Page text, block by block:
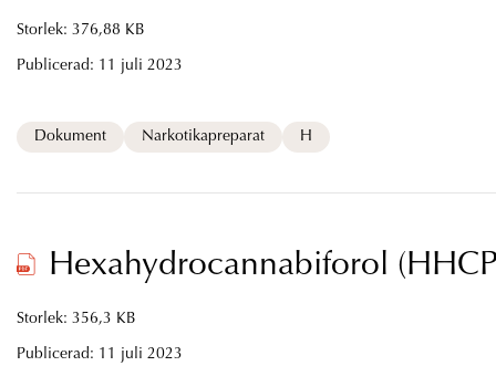
Storlek: 376,88 KB
Publicerad: 11 juli 2023
Dokument Narkotikapreparat H
Hexahydrocannabiforol
Storlek: 356,3 KB
Publicerad: 11 juli 2023